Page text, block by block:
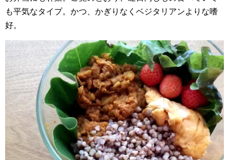
も平気なタイプ。かつ、かぎりなくベジタリアンよりな嗜
好。